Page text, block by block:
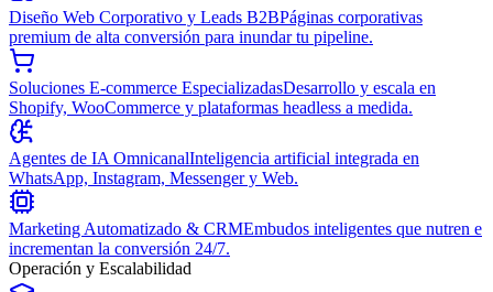
Diseño Web Corporativo y Leads B2BPáginas corporativas
premium de alta conversión para inundar tu pipeline.
Soluciones E-commerce EspecializadasDesarrollo y escala en
Shopify, WooCommerce y plataformas headless a medida.
Agentes de IA OmnicanalInteligencia artificial integrada en
WhatsApp, Instagram, Messenger y Web.
Marketing Automatizado & CRMEmbudos inteligentes que nutren e
incrementan la conversión 24/7.
Operación y Escalabilidad